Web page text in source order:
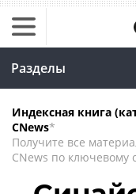
Разделы
Индексная книга
CNews*
Получите все
CNews по ключевому